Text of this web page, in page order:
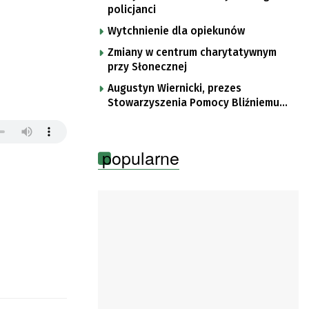
policjanci
Wytchnienie dla opiekunów
Zmiany w centrum charytatywnym
przy Słonecznej
Augustyn Wiernicki, prezes
Stowarzyszenia Pomocy Bliźniemu
popularne